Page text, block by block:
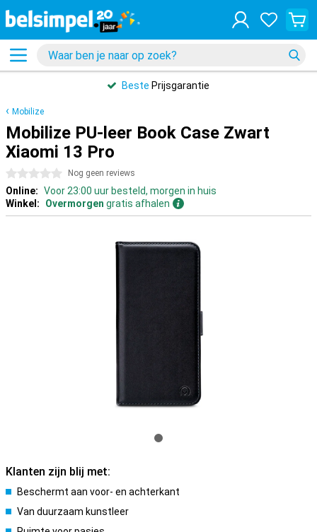
Beste Prijsgarantie
Mobilize
Mobilize PU-leer Book Case Zwart
Xiaomi 13 Pro
0 sterren Nog geen reviews
Online: Voor 23:00 uur besteld, morgen in huis
Winkel:
Overmorgen gratis afhalen
Klanten zijn blij met:
Beschermt aan voor- en achterkant
Van duurzaam kunstleer